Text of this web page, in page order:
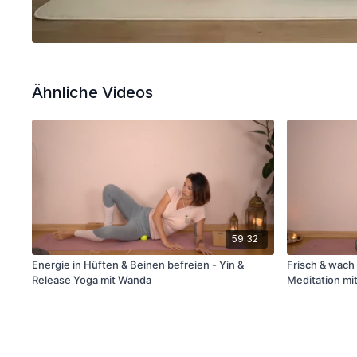
Ähnliche Videos
59:32
Energie in Hüften & Beinen befreien - Yin &
Release Yoga mit Wanda
Frisch & wach
Meditation